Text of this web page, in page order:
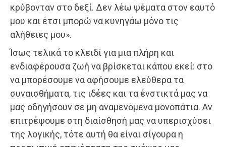
κρύβονταν στο δεξί. Δεν λέω ψέματα στον εαυτό
μου και έτσι μπορώ να κυνηγάω μόνο τις
αλήθειες μου».
Ίσως τελικά το κλειδί για μια πλήρη και
ενδιαφέρουσα ζωή να βρίσκεται κάπου εκεί: στο
να μπορέσουμε να αφήσουμε ελεύθερα τα
συναισθήματα, τις ιδέες και τα ένστικτά μας να
μας οδηγήσουν σε μη αναμενόμενα μονοπάτια. Αν
επιτρέψουμε στη διαίσθησή μας να υπερισχύσει
της λογικής, τότε αυτή θα είναι σίγουρα η